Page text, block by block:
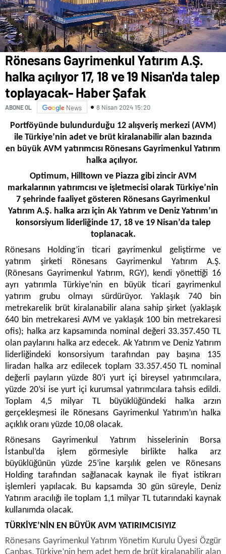
Rönesans Gayrimenkul Yatırım A.Ş.
halka açılıyor 17, 18 ve 19 Nisan'da talep
toplayacak- Haber Şafak
ABONE OL News 8 Nisan 2024 15:20
Portföyünde bulundurduğu 12 alışveriş merkezi (AVM)
ile Türkiye’nin adet ve brüt kiralanabilir alan bazında
en büyük AVM yatırımcısı Rönesans Gayrimenkul Yatırım
halka açılıyor.
Optimum, Hilltown ve Piazza gibi zincir AVM
markalarının yatırımcısı ve işletmecisi olarak Türkiye’nin
7 şehrinde faaliyet gösteren Rönesans Gayrimenkul
Yatırım A.Ş. halka arzı için Ak Yatırım ve Deniz Yatırım’ın
konsorsiyum liderliğinde 17, 18 ve 19 Nisan’da talep
toplanacak.
Rönesans Holding’in ticari gayrimenkul geliştirme ve
yatırım şirketi Rönesans Gayrimenkul Yatırım A.Ş.
(Rönesans Gayrimenkul Yatırım, RGY), kendi yönettiği 16
ayrı yatırımla Türkiye’nin en büyük ticari gayrimenkul
yatırım grubu olmayı sürdürüyor. Yaklaşık 740 bin
metrekarelik brüt kiralanabilir alana sahip şirket (yaklaşık
640 bin metrekaresi AVM ve yaklaşık 100 bin metrekaresi
ofis); halka arz kapsamında nominal değeri 33.357.450 TL
olan paylarını halka arz edecek. Ak Yatırım ve Deniz Yatırım
liderliğindeki konsorsiyum tarafından pay başına 135
liradan halka arz edilecek toplam 33.357.450 TL nominal
değerli payların yüzde 80’i yurt içi bireysel yatırımcılara,
yüzde 20’si ise yurt içi kurumsal yatırımcılara tahsis edildi.
Toplam 4,5 milyar TL büyüklüğündeki halka arzın
gerçekleşmesi ile Rönesans Gayrimenkul Yatırım’ın halka
açıklık oranı yüzde 10,08 olacak.
Rönesans Gayrimenkul Yatırım hisselerinin Borsa
İstanbul’da işlem görmesiyle birlikte halka arz
büyüklüğünün yüzde 25’ine karşılık gelen ve Rönesans
Holding tarafından sağlanacak kaynak ile fiyat istikrarı
işlemleri yapılacak. Bu kapsamda 30 gün süreyle, Deniz
Yatırım aracılığı ile toplam 1,1 milyar TL tutarındaki kaynak
kullanımda olacak.
TÜRKİYE’NİN EN BÜYÜK AVM YATIRIMCISIYIZ
Rönesans Gayrimenkul Yatırım Yönetim Kurulu Üyesi Özgür